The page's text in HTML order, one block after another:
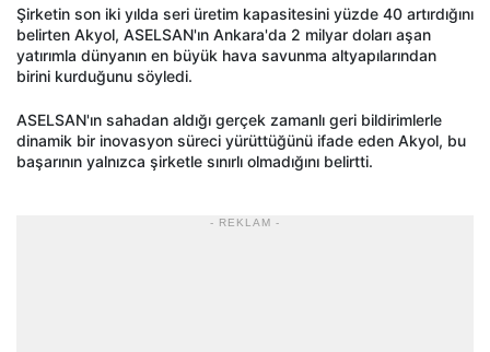
Şirketin son iki yılda seri üretim kapasitesini yüzde 40 artırdığını
belirten Akyol, ASELSAN'ın Ankara'da 2 milyar doları aşan
yatırımla dünyanın en büyük hava savunma altyapılarından
birini kurduğunu söyledi.
ASELSAN'ın sahadan aldığı gerçek zamanlı geri bildirimlerle
dinamik bir inovasyon süreci yürüttüğünü ifade eden Akyol, bu
başarının yalnızca şirketle sınırlı olmadığını belirtti.
- REKLAM -